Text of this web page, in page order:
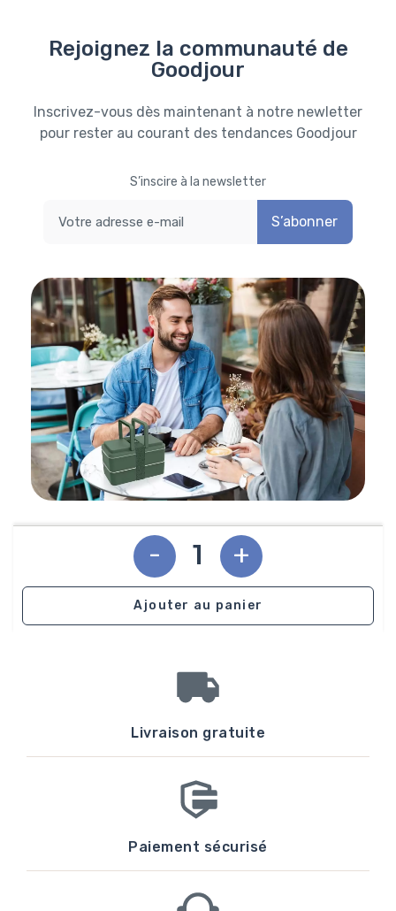
Rejoignez la communauté de
Goodjour
Inscrivez-vous dès maintenant à notre newletter
pour rester au courant des tendances Goodjour
S’inscire à la newsletter
S’abonner
- +
Ajouter au panier
Livraison gratuite
Paiement sécurisé